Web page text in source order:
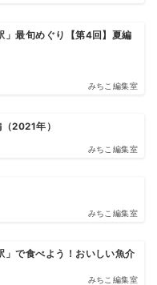
」最旬めぐり【第4回】夏編
みちこ編集室
2021年）
みちこ編集室
みちこ編集室
」で食べよう！おいしい魚介
みちこ編集室